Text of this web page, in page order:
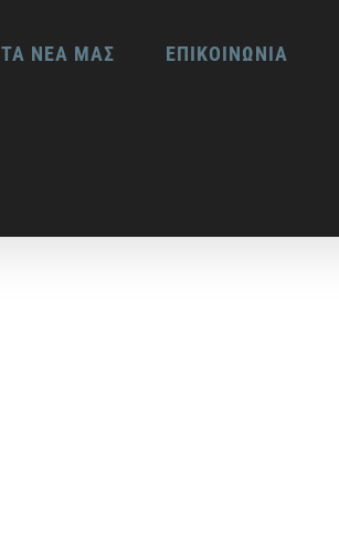
ΤΑ ΝΕΑ ΜΑΣ ΕΠΙΚΟΙΝΩΝΙΑ